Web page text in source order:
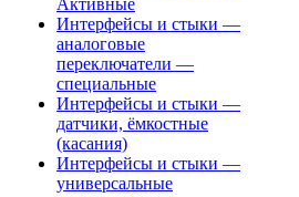
Активные
Интерфейсы и стыки —
аналоговые
переключатели —
специальные
Интерфейсы и стыки —
датчики, ёмкостные
(касания)
Интерфейсы и стыки —
универсальные